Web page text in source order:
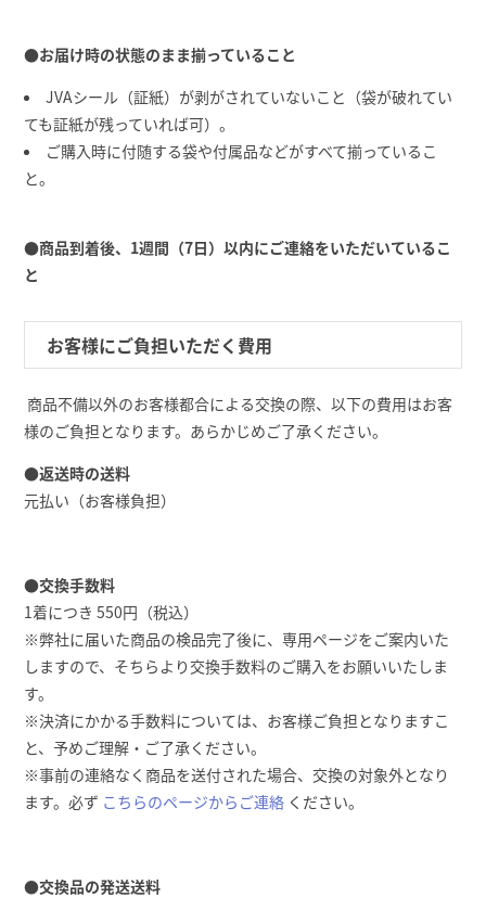
●お届け時の状態のまま揃っていること
JVAシール（証紙）が剥がされていないこと（袋が破れてい
ても証紙が残っていれば可）。
ご購入時に付随する袋や付属品などがすべて揃っているこ
と。
●商品到着後、1週間（7日）以内にご連絡をいただいているこ
と
お客様にご負担いただく費用
商品不備以外のお客様都合による交換の際、以下の費用はお客
様のご負担となります。あらかじめご了承ください。
●返送時の送料
元払い（お客様負担）
●交換手数料
1着につき 550円（税込）
※弊社に届いた商品の検品完了後に、専用ページをご案内いた
しますので、そちらより交換手数料のご購入をお願いいたしま
す。
※決済にかかる手数料については、お客様ご負担となりますこ
と、予めご理解・ご了承ください。
※事前の連絡なく商品を送付された場合、交換の対象外となり
ます。必ず こちらのページからご連絡 ください。
●交換品の発送送料